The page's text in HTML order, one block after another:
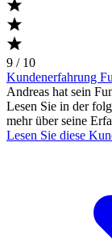
9 / 10
Kundenerfahrung
Andreas hat sein
Lesen Sie in der
mehr über seine
Lesen Sie diese